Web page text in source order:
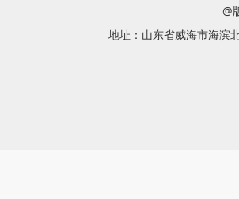
@
地址：山东省威海市海滨